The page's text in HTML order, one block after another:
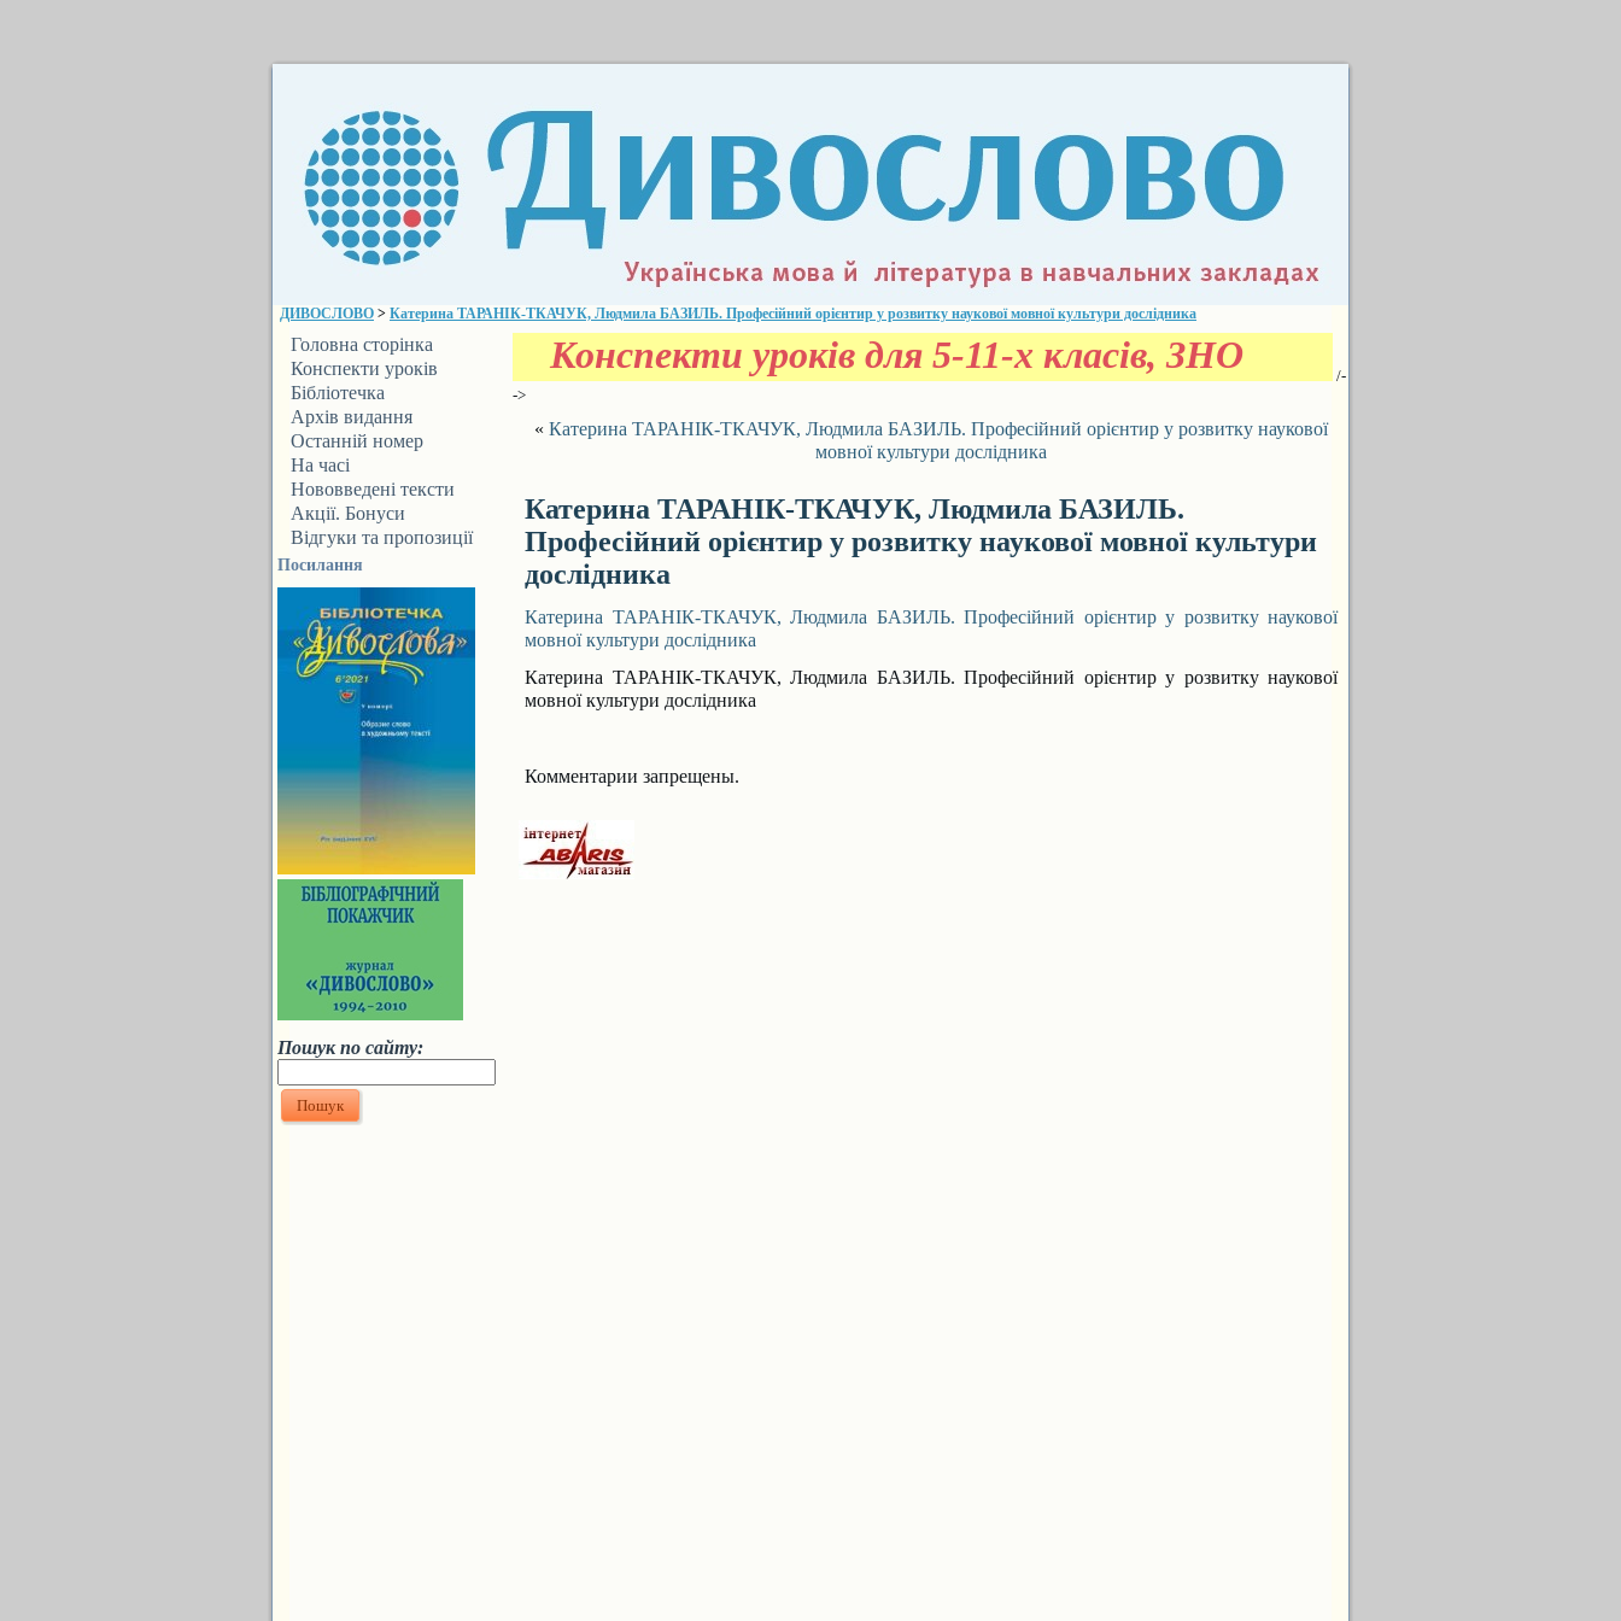
ДИВОСЛОВО > Катерина ТАРАНІК-ТКАЧУК, Людмила БАЗИЛЬ. Професійний орієнтир у розвитку наукової мовної культури дослідника
Головна сторінка
Конспекти уроків
Бібліотечка
ДИВОСЛОВА
Архів видання
Останній номер
На часі
Нововведені тексти
Акції. Бонуси
Відгуки та пропозиції
Посилання
Пошук по сайту:
Конспекти уроків для 5-11-х класів, ЗНО
/-
->
« Катерина ТАРАНІК-ТКАЧУК, Людмила БАЗИЛЬ. Професійний орієнтир у розвитку наукової
мовної культури дослідника
Катерина ТАРАНІК-ТКАЧУК, Людмила БАЗИЛЬ.
Професійний орієнтир у розвитку наукової мовної культури
дослідника
Катерина ТАРАНІК-ТКАЧУК, Людмила БАЗИЛЬ. Професійний орієнтир у розвитку наукової
мовної культури дослідника
Катерина ТАРАНІК-ТКАЧУК, Людмила БАЗИЛЬ. Професійний орієнтир у розвитку наукової
мовної культури дослідника
Комментарии запрещены.